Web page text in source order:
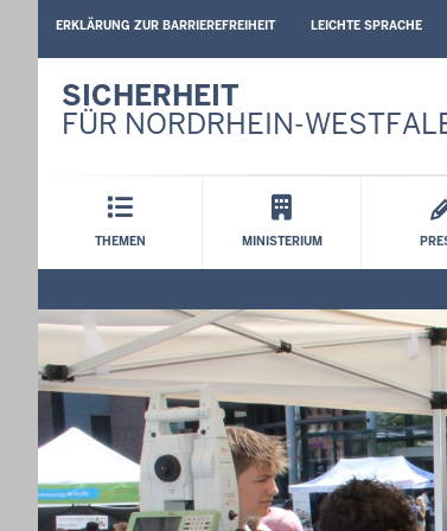
SPRACHEN
ERKLÄRUNG ZUR BARRIEREFREIHEIT LEICHTE SPRACHE
SICHERHEIT
FÜR NORDRHEIN-
Hauptmenü
THEMEN MINISTERIUM